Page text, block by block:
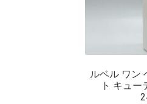
ルベル ワン
ト キュー